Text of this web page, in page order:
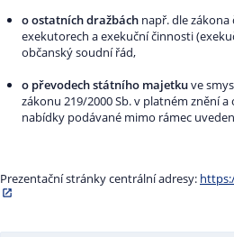
o ostatních dražbách např. dle zákona
exekutorech a exekuční činnosti
občanský soudní řád,
o převodech státního majetkuve
zákonu 219/2000 Sb. v platném znění a
nabídky podávané mimo rámec
Prezentační stránky centrální adresy: